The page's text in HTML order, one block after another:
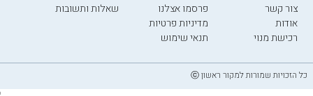
צור קשר
אודות
רכישת מנוי
פרסמו אצלנו
מדיניות פרטיות
תנאי שימוש
שאלות ותשובות
כל הזכויות שמורות למקור ראשון ⓒ